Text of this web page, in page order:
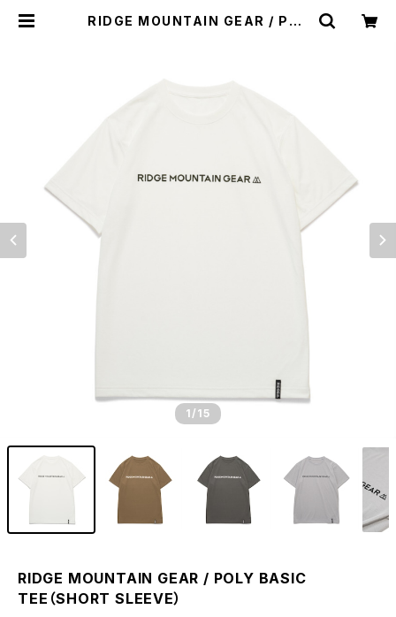
RIDGE MOUNTAIN GEAR / POL
1 /15
RIDGE MOUNTAIN GEAR / POLY BASIC
TEE（SHORT SLEEVE）